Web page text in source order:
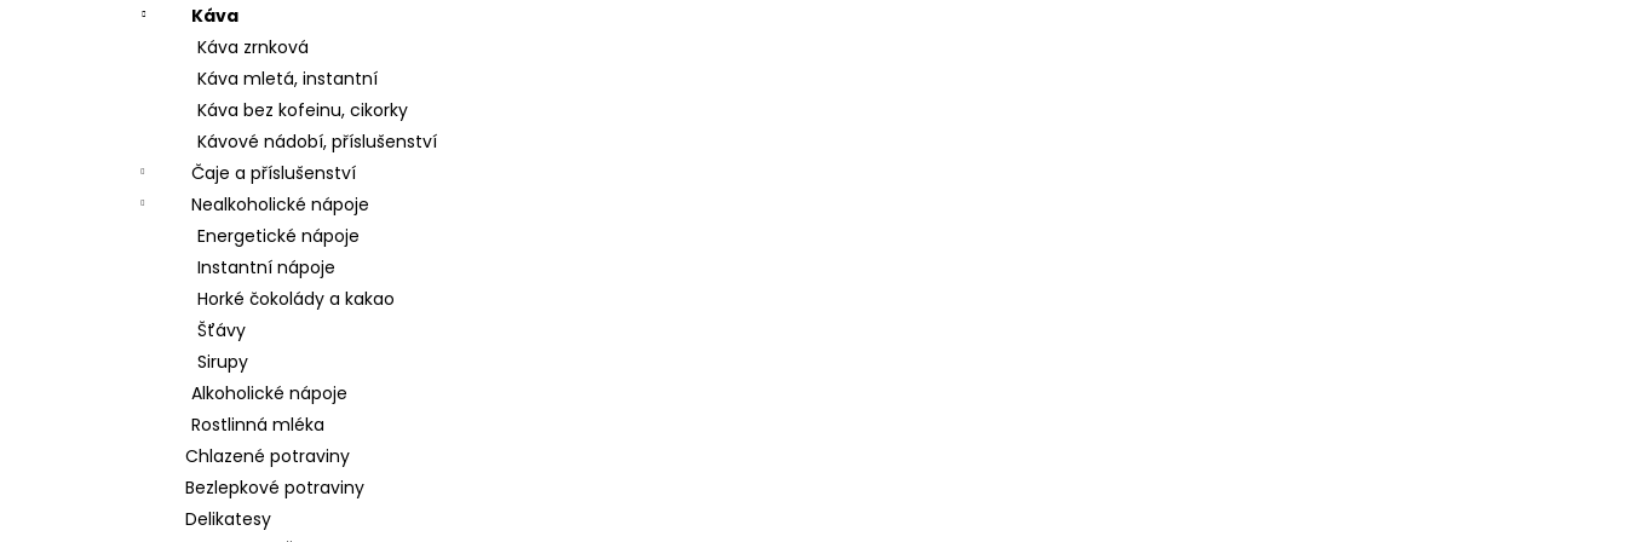
Káva
Káva zrnková
Káva mletá, instantní
Káva bez kofeinu, cikorky
Kávové nádobí, příslušenství
Čaje a příslušenství
Nealkoholické nápoje
Energetické nápoje
Instantní nápoje
Horké čokolády a kakao
Šťávy
Sirupy
Alkoholické nápoje
Rostlinná mléka
Chlazené potraviny
Bezlepkové potraviny
Delikatesy